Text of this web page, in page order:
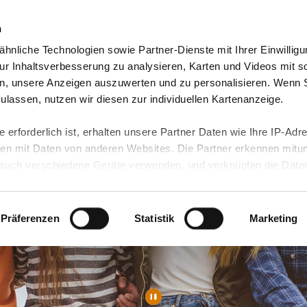
Technologien sowie Partner-Dienste mit Ihrer
Inhaltsverbesserung zu analysieren, Karten und Videos mit
unsere Anzeigen auszuwerten und zu personalisieren. Wenn
nutzen wir diesen zur individuellen Kartenanzeige.
erforderlich ist, erhalten unsere Partner Daten wie Ihre IP-
mit Daten von anderen Websites. Die Partner erkennen
verschiedene Geräte verwenden, und verknüpfen die Daten
ist kein der EU gleichwertiges Datenschutzniveau
Daten führen kann.
unserenDatenschutzhinweisenund in unsererCookie-
Funktionen für diese Zwecke aktiviert sind, müssen Sie
können mittels nachfolgender Buttons über Ihre Einwilligung für
erteilte Einwilligung stets für die Zukunft widerrufen. Bitte
Präferenzen Statistik Marketing
& Angebote Presse & Themen Jobs & Karriere